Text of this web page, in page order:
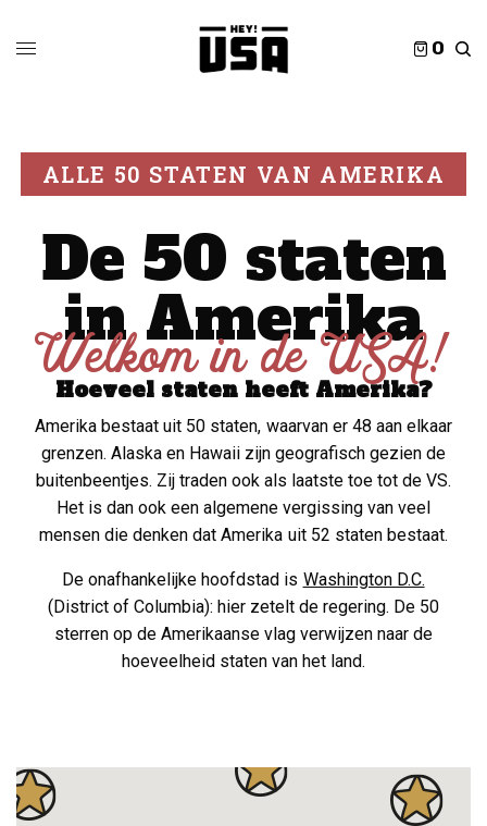
0
ALLE 50 STATEN VAN AMERIKA
De 50 staten
in Amerika
Welkom in de USA!
Hoeveel staten heeft Amerika?
Amerika bestaat uit 50 staten, waarvan er 48 aan elkaar
grenzen. Alaska en Hawaii zijn geografisch gezien de
buitenbeentjes. Zij traden ook als laatste toe tot de VS.
Het is dan ook een algemene vergissing van veel
mensen die denken dat Amerika uit 52 staten bestaat.
De onafhankelijke hoofdstad is Washington D.C.
(District of Columbia): hier zetelt de regering. De 50
sterren op de Amerikaanse vlag verwijzen naar de
hoeveelheid staten van het land.